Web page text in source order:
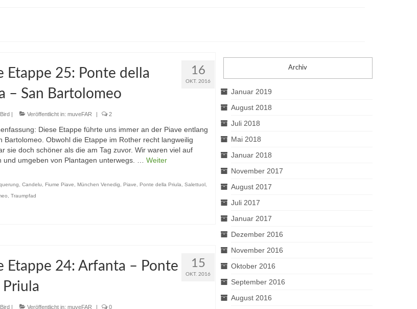
16
OKT. 2016
Etappe 25: Ponte della
– San Bartolomeo
| Veröffentlicht in: muveFAR | 2
Diese Etappe führte uns immer an der Piave entlang
Bartolomeo. Obwohl die Etappe im Rother recht langweilig
sie doch schöner als die am Tag zuvor. Wir waren viel auf
und umgeben von Plantagen unterwegs. … Weiter
Candelu Fiume Piave München Venedig Piave Ponte della Priula Salettuol,
Traumpfad
15
OKT. 2016
Etappe 24: Arfanta – Ponte
| Veröffentlicht in: muveFAR | 0
Archiv
Januar 2019
August 2018
Juli 2018
Mai 2018
Januar 2018
November 2017
August 2017
Juli 2017
Januar 2017
Dezember 2016
November 2016
Oktober 2016
September 2016
August 2016